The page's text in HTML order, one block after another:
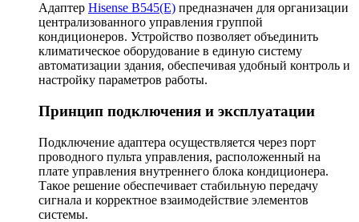
Адаптер Hisense B545(E) предназначен для организации
централизованного управления группой
кондиционеров. Устройство позволяет объединить
климатическое оборудование в единую систему
автоматизации здания, обеспечивая удобный контроль и
настройку параметров работы.
Принцип подключения и эксплуатации
Подключение адаптера осуществляется через порт
проводного пульта управления, расположенный на
плате управления внутреннего блока кондиционера.
Такое решение обеспечивает стабильную передачу
сигнала и корректное взаимодействие элементов
системы.